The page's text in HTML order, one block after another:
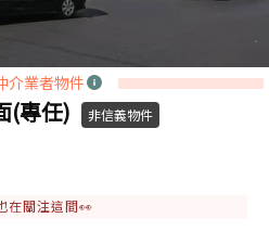
介業者物件
(專任) 非信義物件
在關注這間👀